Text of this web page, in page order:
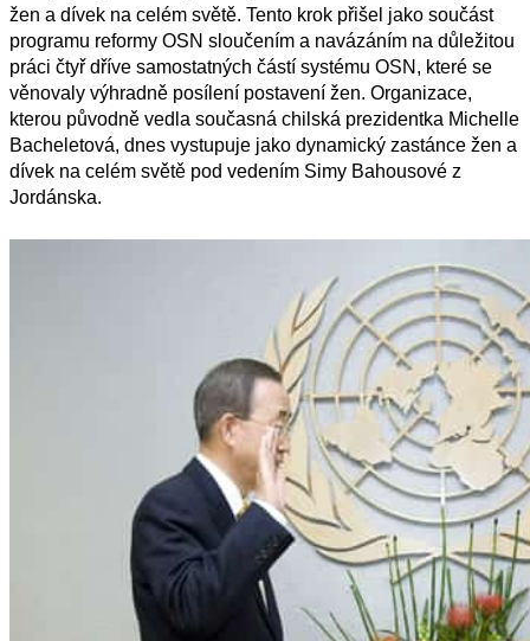
žen a dívek na celém světě. Tento krok přišel jako součást
programu reformy OSN sloučením a navázáním na důležitou
práci čtyř dříve samostatných částí systému OSN, které se
věnovaly výhradně posílení postavení žen. Organizace,
kterou původně vedla současná chilská prezidentka Michelle
Bacheletová, dnes vystupuje jako dynamický zastánce žen a
dívek na celém světě pod vedením Simy Bahousové z
Jordánska.